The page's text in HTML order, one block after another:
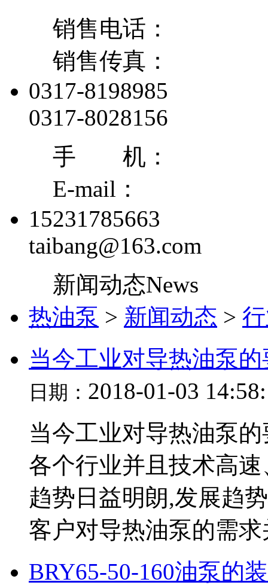
销售电话：
销售传真：
0317-8198985
0317-8028156
手 机：
E-mail：
15231785663
taibang@163.com
新闻动态News
热油泵 > 新闻动态 >
当今工业对导热油泵
日期： 2018-01-03
当今工业对导热油泵
各个行业并且技术高
趋势日益明朗,发展趋
客户对导热油泵的需求
BRY65-50-160油泵的